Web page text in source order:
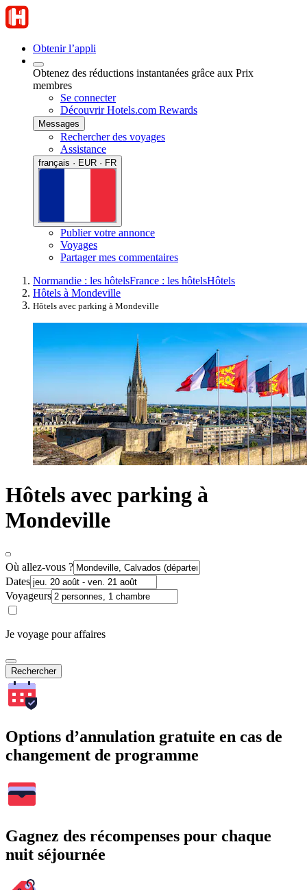
Obtenir l’appli
Obtenez des réductions instantanées grâce aux Prix
membres
Se connecter
Découvrir Hotels.com Rewards
Messages
Rechercher des voyages
Assistance
français · EUR · FR
Publier votre annonce
Voyages
Partager mes commentaires
Normandie : les hôtelsFrance : les hôtelsHôtels
Hôtels à Mondeville
Hôtels avec parking à Mondeville
Hôtels avec parking à
Mondeville
Où allez-vous ?
Dates
Voyageurs
Je voyage pour affaires
Rechercher
Options d’annulation gratuite en cas de
changement de programme
Gagnez des récompenses pour chaque
nuit séjournée